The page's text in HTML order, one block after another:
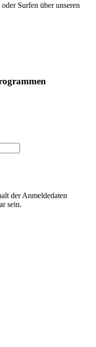
Surfen über unseren
der Anmeldedaten
sein.